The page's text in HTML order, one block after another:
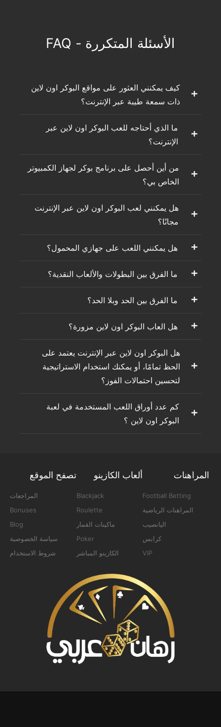
الأسئلة المتكررة - FAQ
كيف يمكنني العثور على مواقع البوكر اون لاين
ذات سمعة طيبة عبر الإنترنت؟
ما الذي أحتاجه للعب البوكر اون لاين عبر
الإنترنت؟
من أين أحصل على برنامج بوكر لجهاز الكمبيوتر
الخاص بي؟
هل يمكنني لعب البوكر اون لاين عبر الإنترنت
مجانًا؟
هل يمكنني اللعب على جهازي المحمول؟
ما الفرق بين البطولات والألعاب النقدية؟
ما الفرق بين الحد وبلا الحد؟
هل العاب البوكر اون لاين مزورة؟
هل البوكر اون لاين عبر الإنترنت يعتمد على
الحظ تمامًا، أو يمكنك استخدام الاستراتيجية
لتحسين احتمالات الفوز؟
كم عدد أوراق اللعب المستخدمة في لعبة
البوكر اون لاين ؟
تصفح الموقع
المراجعات
Bonuses
Blog
سياسة الخصوصية
شروط الاستخدام
ألعاب الكازينو
Blackjack
Roulette
ماكينات القمار
Poker
الكازينو المباشر
المراهنات
Football Betting
المراهنات الرياضية
اليانصيب
كرابس
VIP